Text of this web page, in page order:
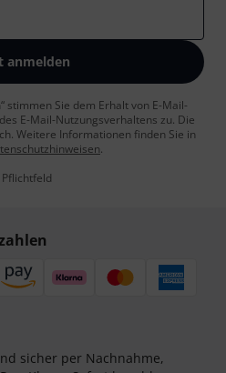
anmelden
stimmen Sie dem Erhalt von E-Mail-
E-Mail-Nutzungsverhaltens zu. Die
Weitere Informationen finden Sie in
.
sicher per Nachnahme,